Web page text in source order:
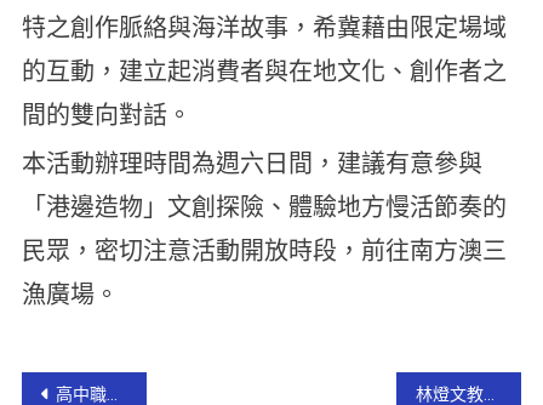
特之創作脈絡與海洋故事，希冀藉由限定場域
的互動，建立起消費者與在地文化、創作者之
間的雙向對話。
本活動辦理時間為週六日間，建議有意參與
「港邊造物」文創探險、體驗地方慢活節奏的
民眾，密切注意活動開放時段，前往南方澳三
漁廣場。
高中職適性入學博覽會 協助學生定位未來升學方向